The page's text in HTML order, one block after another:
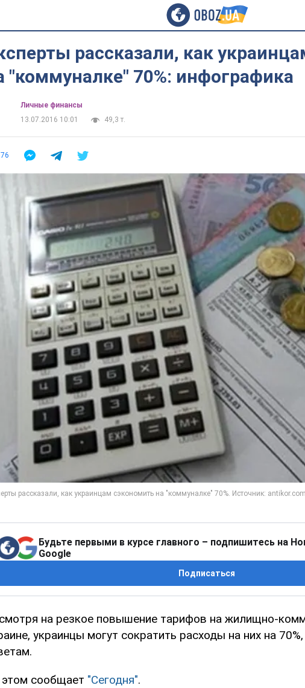
рассказали, как
"коммуналке" 70%: инфографика
Личные финансы
13.07.2016 10:01
49,3 т.
76
Будьте первыми в курсе главного – подпишитесь на
Google
Подписаться
на резкое повышение тарифов на жилищно-
украинцы могут сократить расходы на них на
сообщает "Сегодня".